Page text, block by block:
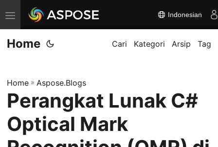
A
l
i
a
n
a
v
Indonesian
Home Cari Kategori Arsip Tag
Home » Aspose.Blogs
Perangkat Lunak C#
Optical Mark